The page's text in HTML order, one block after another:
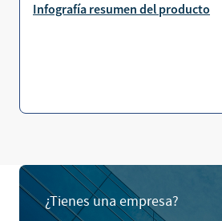
Infografía resumen del producto
¿Tienes una empresa?